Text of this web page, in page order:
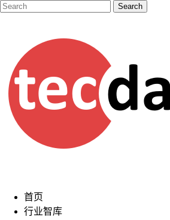
首页
行业智库